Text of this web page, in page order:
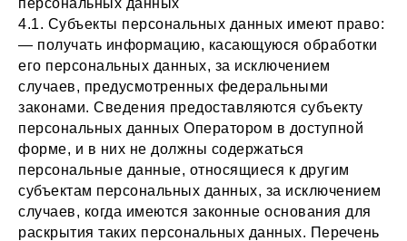
персональных данных
4.1. Субъекты персональных данных имеют право:
— получать информацию, касающуюся обработки
его персональных данных, за исключением
случаев, предусмотренных федеральными
законами. Сведения предоставляются субъекту
персональных данных Оператором в доступной
форме, и в них не должны содержаться
персональные данные, относящиеся к другим
субъектам персональных данных, за исключением
случаев, когда имеются законные основания для
раскрытия таких персональных данных. Перечень